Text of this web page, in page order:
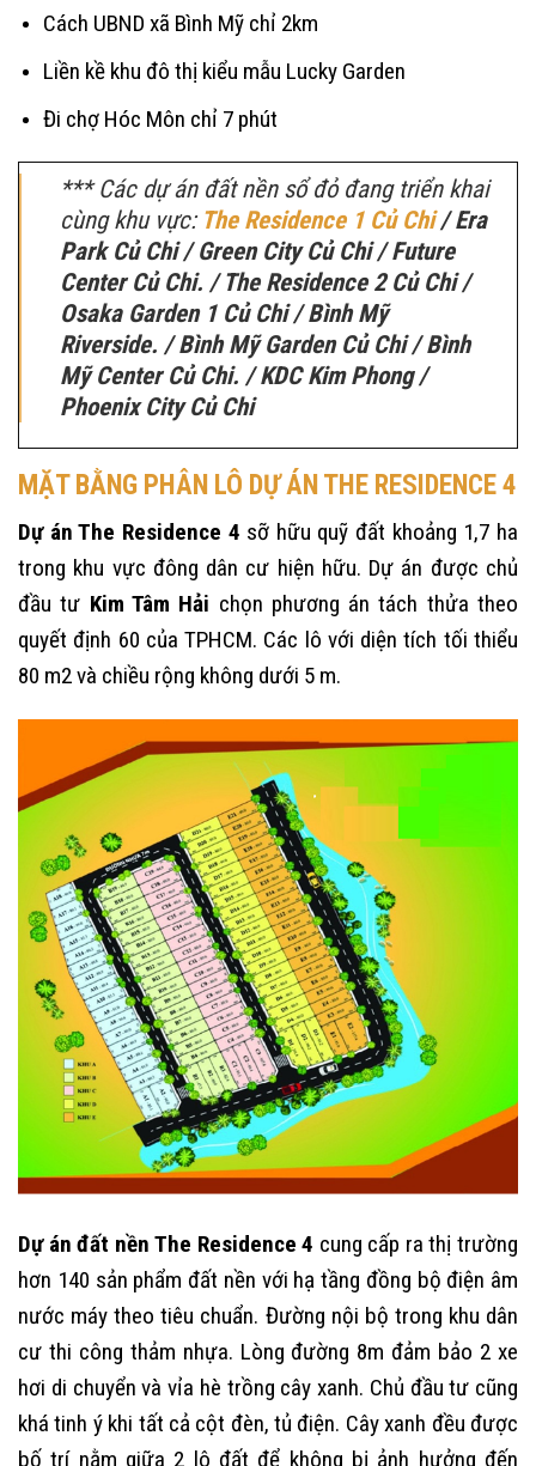
Cách UBND xã Bình Mỹ chỉ 2km
Liền kề khu đô thị kiểu mẫu Lucky Garden
Đi chợ Hóc Môn chỉ 7 phút
*** Các dự án đất nền sổ đỏ đang triển khai
cùng khu vực:The Residence 1 Củ Chi/ Era
Park Củ Chi / Green City Củ Chi / Future
Center Củ Chi. / The Residence 2 Củ Chi /
Osaka Garden 1 Củ Chi / Bình Mỹ
Riverside. / Bình Mỹ Garden Củ Chi / Bình
Mỹ Center Củ Chi. / KDC Kim Phong /
Phoenix City Củ Chi
MẶT BẰNG PHÂN LÔ DỰ ÁN THE RESIDENCE 4
Dự án The Residence 4 sỡ hữu quỹ đất khoảng 1,7 ha
trong khu vực đông dân cư hiện hữu. Dự án được chủ
đầu tư Kim Tâm Hải chọn phương án tách thửa theo
quyết định 60 của TPHCM. Các lô với diện tích tối thiểu
80 m2 và chiều rộng không dưới 5 m.
Dự án đất nền The Residence 4 cung cấp ra thị trường
hơn 140 sản phẩm đất nền với hạ tầng đồng bộ điện âm
nước máy theo tiêu chuẩn. Đường nội bộ trong khu dân
cư thi công thảm nhựa. Lòng đường 8m đảm bảo 2 xe
hơi di chuyển và vỉa hè trồng cây xanh. Chủ đầu tư cũng
khá tinh ý khi tất cả cột đèn, tủ điện. Cây xanh đều được
bố trí nằm giữa 2 lô đất để không bị ảnh hưởng đến